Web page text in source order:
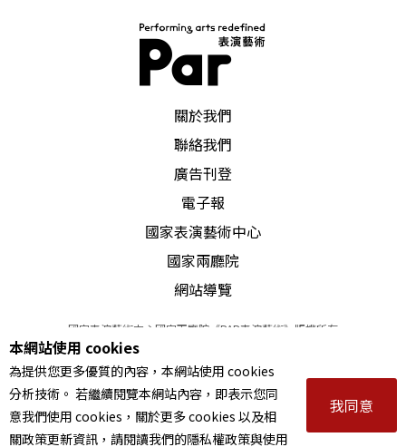
彼此稀釋。例如：二胡協奏曲的〈川江〉，無論取
材、寫意都掌握了一定程度的自然敍述，相對於許
多「故意做大」的民族器樂協奏曲而言，它其實是
個不錯的作品，而又有閔惠芬這樣層級的演奏家來
拉它，但結果卻沒有成爲聽衆對音樂會的一種期
待，同樣的，關迺忠的《第三交響曲》，雖是以典
型的交響手法發展而成，但由於他在民族樂團待過
許久，因此在寫作上，對民族樂器確也有一定的掌
握，而這其間的「面對與躱閃」、「成功與失敗」
也能夠成爲一個話題，但最終也只能成爲這場音樂
會「等因奉此」的一環。
過多的焦點其實就是沒有焦點，沒有焦點即註定了
展演的失敗，因之，這場音樂會所能從掌聲得到的
關於我們
聯絡我們
廣告刊登
電子報
國家表演藝術中心
國家兩廳院
網站導覽
國家表演藝術中心國家兩廳院《PAR表演藝術》版權所有
© 2022Performing arts redefined. All Rights Reserved
統一編號 Tax Id number 00973926
本站所提供相關演出資訊，如有異動應以主辦單位公告為準。
服務條款｜隱私權聲明｜著作權聲明
本網站使用 cookies
為提供您更多優質的內容，本網站使用 cookies
分析技術。 若繼續閱覽本網站內容，即表示您同
意我們使用 cookies，關於更多 cookies 以及相
關政策更新資訊，請閱讀我們的隱私權政策與使用
我同意